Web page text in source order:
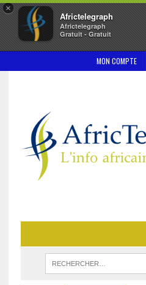
×
Africtelegraph
Africtelegraph
Gratuit - Gratuit
MON COMPTE